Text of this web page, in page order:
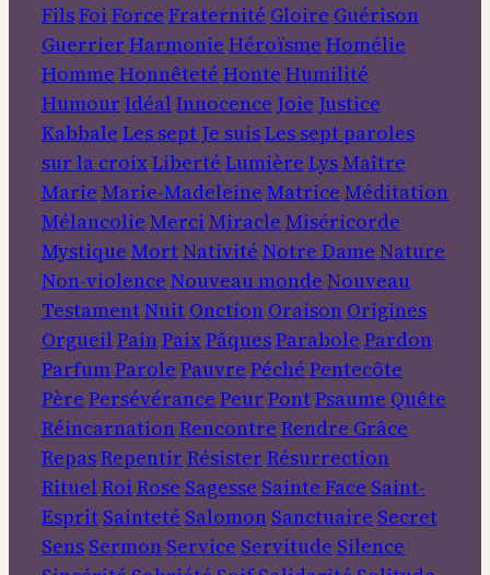
FilsFoi Force Fraternité Gloire Guérison
Guerrier Harmonie Héroïsme Homélie
Homme Honnêteté Honte Humilité
Humour Idéal Innocence Joie Justice
Kabbale Les sept Je suisLes sept paroles
sur la croixLiberté Lumière LysMaître
Marie Marie-Madeleine Matrice Méditation
Mélancolie Merci Miracle Miséricorde
Mystique MortNativité Notre Dame Nature
Non-violence Nouveau monde Nouveau
TestamentNuit Onction Oraison Origines
Orgueil PainPaixPâquesParabole Pardon
ParfumParole Pauvre Péché Pentecôte
Père Persévérance Peur PontPsaume Quête
RéincarnationRencontre Rendre Grâce
RepasRepentir Résister Résurrection
Rituel Roi Rose Sagesse Sainte Face Saint-
Esprit Sainteté Salomon Sanctuaire Secret
Sens Sermon Service Servitude Silence